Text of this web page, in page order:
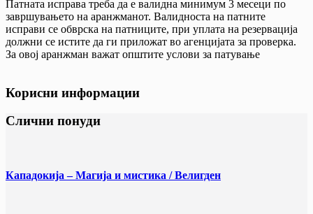
Патната исправа треба да е валидна минимум 3 месеци по
завршувањето на аранжманот. Валидноста на патните
исправи се обврска на патниците, при уплата на резервација
должни се истите да ги приложат во агенцијата за проверка.
За овој аранжман важат општите услови за патување
Корисни информации
Слични понуди
Кападокија – Магија и мистика / Велигден